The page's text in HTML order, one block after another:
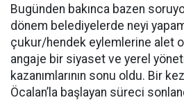
Bugünden bakınca bazen
dönem belediyelerde neyi
çukur/hendek eylemlerine alet
angaje bir siyaset ve yerel
kazanımlarının sonu oldu. Bir
Öcalan’la başlayan süreci